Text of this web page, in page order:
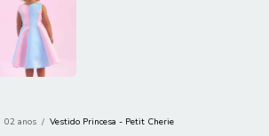
02 anos / Vestido Princesa - Petit Cherie